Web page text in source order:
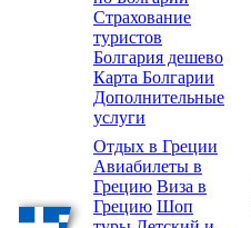
Страхование
туристов
Болгария дешево
Карта Болгарии
Дополнительные
услуги
Отдых в Греции
Авиабилеты в
Грецию Виза в
Грецию Шоп